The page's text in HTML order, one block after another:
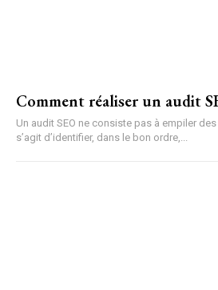
Comment réaliser un audit
Un audit SEO ne consiste pas à empiler
s’agit d’identifier, dans le bon ordre,...